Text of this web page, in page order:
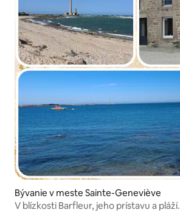
Bývanie v meste Sainte-Geneviève
V blízkosti Barfleur, jeho prístavu a pláží.